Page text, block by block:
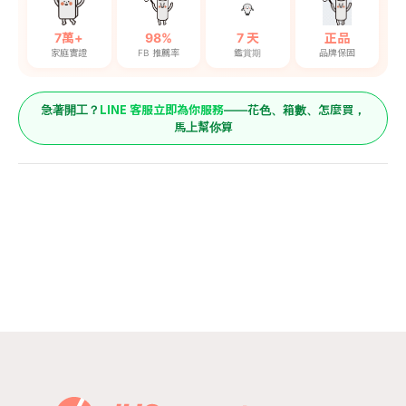
7萬+
家庭實證
98%
FB 推薦率
7 天
鑑賞期
正品
品牌保固
急著開工？ LINE 客服立即為你服務——花色、箱數、怎麼買，
馬上幫你算